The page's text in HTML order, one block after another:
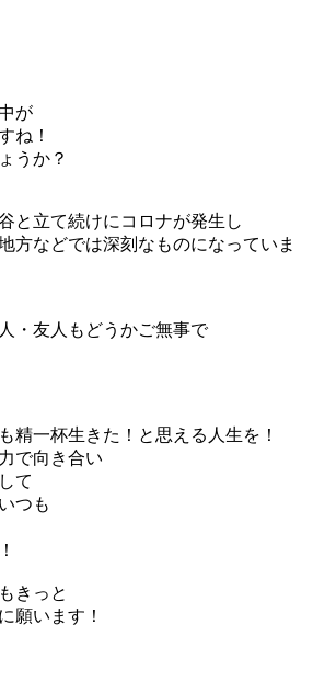
が
ね！
うか？
と立て続けにコロナが発生し
方などでは深刻なものになっていま
・友人もどうかご無事で
精一杯生きた！と思える人生を！
で向き合い
て
つも
きっと
願います！